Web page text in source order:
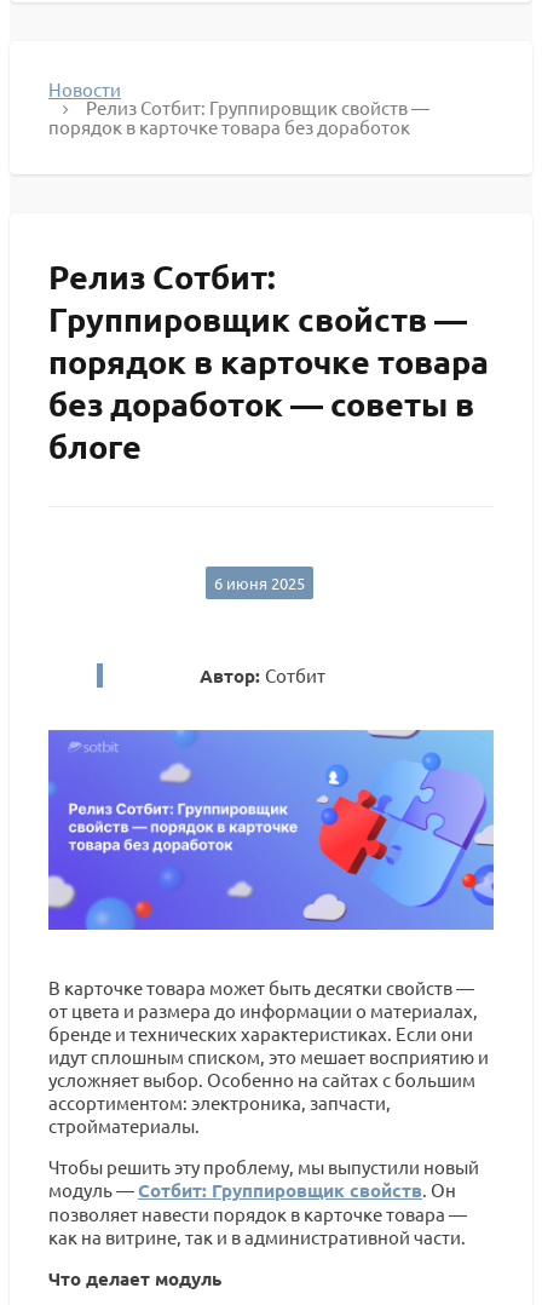
Новости
Релиз Сотбит: Группировщик свойств —
порядок в карточке товара без доработок
Релиз Сотбит:
Группировщик свойств —
порядок в карточке товара
без доработок — советы в
блоге
6 июня 2025
Автор: Сотбит
В карточке товара может быть десятки свойств —
от цвета и размера до информации о материалах,
бренде и технических характеристиках. Если они
идут сплошным списком, это мешает восприятию и
усложняет выбор. Особенно на сайтах с большим
ассортиментом: электроника, запчасти,
стройматериалы.
Чтобы решить эту проблему, мы выпустили новый
модуль —Сотбит: Группировщик свойств . Он
позволяет навести порядок в карточке товара —
как на витрине, так и в административной части.
Что делает модуль